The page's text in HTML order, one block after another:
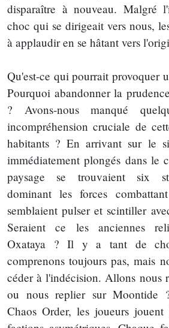
disparaître à nouveau. Malgré
choc qui se dirigeait vers nous,
à applaudir en se hâtant vers
Qu'est-ce qui pourrait provoquer
Pourquoi abandonner la
? Avons-nous manqué
incompréhension cruciale de
habitants ? En arrivant sur le
immédiatement plongés dans le
paysage se trouvaient six
dominant les forces
semblaient pulser et scintiller
Seraient ce les anciennes
Oxataya ? Il y a tant de
comprenons toujours pas, mais
céder à l'indécision. Allons nous
ou nous replier sur Moontide
Chaos Order, les joueurs